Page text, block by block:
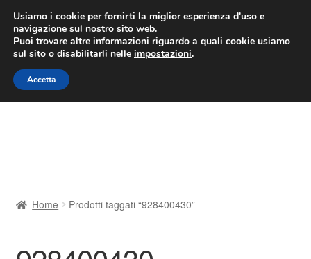
CONSEGNA da 7 EUR
Lun-Ven 9:00 - 16:00/800 580 290
Vai
alla
navigazione
Vai
al
contenuto
Home Prodotti taggati “928400430”
Usiamo i cookie per fornirti la miglior esperienza d'uso e
navigazione sul nostro sito web.
Puoi trovare altre informazioni riguardo a quali cookie usiamo
sul sito o disabilitarli nelle impostazioni.
Accetta